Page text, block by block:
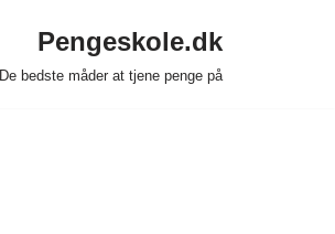
Pengeskole.dk
De bedste måder at tjene penge på